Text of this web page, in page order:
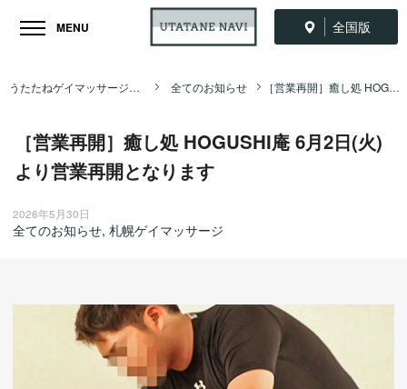
全国版
MENU
うたたねゲイマッサージ全国ナビ TOP 全てのお知らせ ［営業再開］癒し処 HOGUSHI庵 6月2日(火)より営業再開となります
［営業再開］癒し処 HOGUSHI庵 6月2日(火)
より営業再開となります
2026年5月30日
全てのお知らせ, 札幌ゲイマッサージ